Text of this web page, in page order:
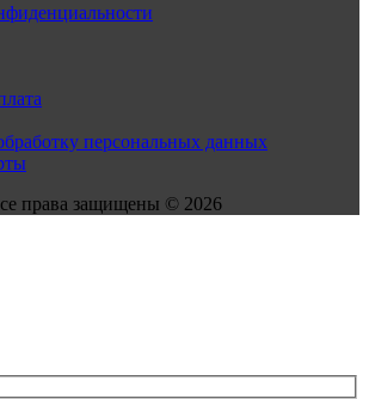
персональных данных
права защищены © 2026